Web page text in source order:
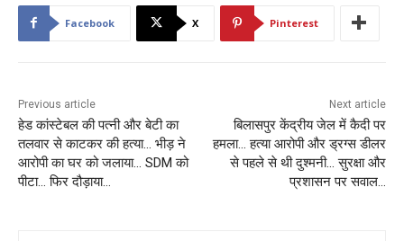
Facebook X Pinterest
Previous article
हेड कांस्टेबल की पत्नी और बेटी का
तलवार से काटकर की हत्या… भीड़ ने
आरोपी का घर को जलाया… SDM को
पीटा… फिर दौड़ाया…
Next article
बिलासपुर केंद्रीय जेल में कैदी पर
हमला… हत्या आरोपी और ड्रग्स डीलर
से पहले से थी दुश्मनी… सुरक्षा और
प्रशासन पर सवाल…